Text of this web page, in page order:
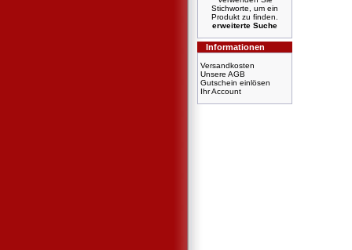
Stichworte, um ein
Produkt zu finden.
erweiterte Suche
Informationen
Versandkosten
Unsere AGB
Gutschein einlösen
Ihr Account